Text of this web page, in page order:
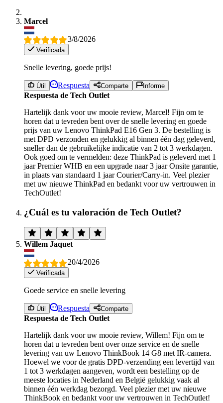
Marcel
3/8/2026
Verificada
Snelle levering, goede prijs!
Útil Respuesta Comparte Informe
Respuesta de Tech Outlet
Hartelijk dank voor uw mooie review, Marcel! Fijn om te
horen dat u tevreden bent over de snelle levering en goede
prijs van uw Lenovo ThinkPad E16 Gen 3. De bestelling is
met DPD verzonden en gelukkig al binnen één dag geleverd,
sneller dan de gebruikelijke indicatie van 2 tot 3 werkdagen.
Ook goed om te vermelden: deze ThinkPad is geleverd met 1
jaar Premier WHB en een upgrade naar 3 jaar Onsite garantie,
in plaats van standaard 1 jaar Courier/Carry-in. Veel plezier
met uw nieuwe ThinkPad en bedankt voor uw vertrouwen in
TechOutlet!
¿Cuál es tu valoración de Tech Outlet?
Willem Jaquet
20/4/2026
Verificada
Goede service en snelle levering
Útil Respuesta Comparte
Respuesta de Tech Outlet
Hartelijk dank voor uw mooie review, Willem! Fijn om te
horen dat u tevreden bent over onze service en de snelle
levering van uw Lenovo ThinkBook 14 G8 met IR-camera.
Hoewel we voor de gratis DPD-verzending een levertijd van
1 tot 3 werkdagen aangeven, wordt een bestelling op de
meeste locaties in Nederland en België gelukkig vaak al
binnen één werkdag bezorgd. Veel plezier met uw nieuwe
ThinkBook en bedankt voor uw vertrouwen in TechOutlet!